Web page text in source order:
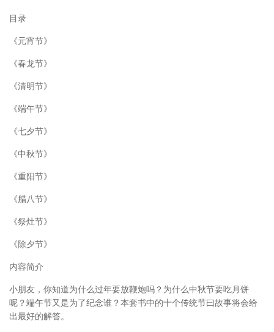
目录
《元宵节》
《春龙节》
《清明节》
《端午节》
《七夕节》
《中秋节》
《重阳节》
《腊八节》
《祭灶节》
《除夕节》
内容简介
小朋友，你知道为什么过年要放鞭炮吗？为什么中秋节要吃月饼
呢？端午节又是为了纪念谁？本套书中的十个传统节曰故事将会给
出最好的解答。